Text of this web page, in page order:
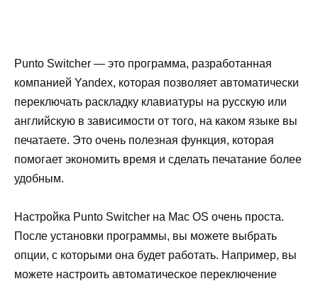
Punto Switcher — это программа, разработанная
компанией Yandex, которая позволяет автоматически
переключать раскладку клавиатуры на русскую или
английскую в зависимости от того, на каком языке вы
печатаете. Это очень полезная функция, которая
помогает экономить время и сделать печатание более
удобным.
Настройка Punto Switcher на Mac OS очень проста.
После установки программы, вы можете выбрать
опции, с которыми она будет работать. Например, вы
можете настроить автоматическое переключение